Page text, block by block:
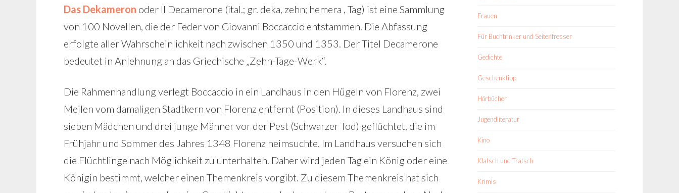
Das Dekameron oder Il Decamerone (ital.; gr. deka, zehn; hemera , Tag) ist eine Sammlung
von 100 Novellen, die der Feder von Giovanni Boccaccio entstammen. Die Abfassung
erfolgte aller Wahrscheinlichkeit nach zwischen 1350 und 1353. Der Titel Decamerone
bedeutet in Anlehnung an das Griechische „Zehn-Tage-Werk“.
Die Rahmenhandlung verlegt Boccaccio in ein Landhaus in den Hügeln von Florenz, zwei
Meilen vom damaligen Stadtkern von Florenz entfernt (Position). In dieses Landhaus sind
sieben Mädchen und drei junge Männer vor der Pest (Schwarzer Tod) geflüchtet, die im
Frühjahr und Sommer des Jahres 1348 Florenz heimsuchte. Im Landhaus versuchen sich
die Flüchtlinge nach Möglichkeit zu unterhalten. Daher wird jeden Tag ein König oder eine
Königin bestimmt, welcher einen Themenkreis vorgibt. Zu diesem Themenkreis hat sich
Frauen
Für Buchtrinker und Seitenfresser
Gedichte
Geschenktipp
Hörbücher
Jugendliteratur
Kino
Klatsch und Tratsch
Krimis